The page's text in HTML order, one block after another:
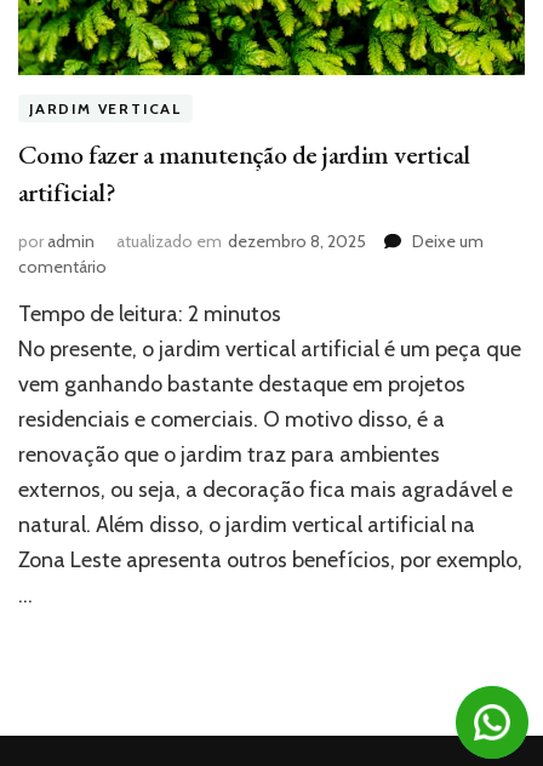
JARDIM VERTICAL
Como fazer a manutenção de jardim vertical
artificial?
poradmin atualizado em dezembro 8, 2025
Deixe um
comentário
fazer
a
manutenção
de
jardim
artificial?
Tempo de leitura: 2 minutos
No presente, o jardim vertical artificial é um peça que
vem ganhando bastante destaque em projetos
residenciais e comerciais. O motivo disso, é a
renovação que o jardim traz para ambientes
externos, ou seja, a decoração fica mais agradável e
natural. Além disso, o jardim vertical artificial na
Zona Leste apresenta outros benefícios, por exemplo,
…